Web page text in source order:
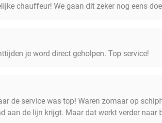
chauffeur! We gaan dit zeker nog eens
je word direct geholpen. Top service!
de service was top! Waren zomaar op
aan de lijn krijgt. Maar dat werkt verder naar